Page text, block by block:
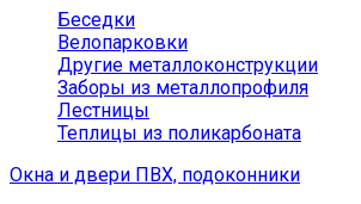
Беседки
Велопарковки
Другие металлоконструкции
Заборы из металлопрофиля
Лестницы
Теплицы из поликарбоната
Окна и двери ПВХ, подоконники